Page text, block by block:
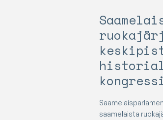
saamelaista